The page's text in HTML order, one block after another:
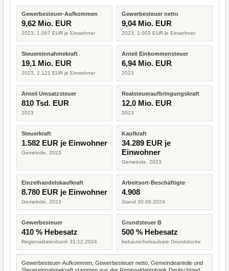
Gewerbesteuer-Aufkommen
9,62 Mio. EUR
2023, 1.067 EUR je Einwohner
Gewerbesteuer netto
9,04 Mio. EUR
2023, 1.003 EUR je Einwohner
Steuereinnahmekraft
19,1 Mio. EUR
2023, 2.121 EUR je Einwohner
Anteil Einkommensteuer
6,94 Mio. EUR
2023
Anteil Umsatzsteuer
810 Tsd. EUR
2023
Realsteueraufbringungskraft
12,0 Mio. EUR
2023
Steuerkraft
1.582 EUR je Einwohner
Gemeinde, 2023
Kaufkraft
34.289 EUR je
Einwohner
Gemeinde, 2023
Einzelhandelskaufkraft
8.780 EUR je Einwohner
Gemeinde, 2023
Arbeitsort-Beschäftigte
4.908
Stand 30.06.2024
Gewerbesteuer
410 % Hebesatz
Regionaldatenbank 31.12.2024
Grundsteuer B
500 % Hebesatz
bebaute/bebaubare Grundstücke
Gewerbesteuer-Aufkommen, Gewerbesteuer netto, Gemeindeanteile und